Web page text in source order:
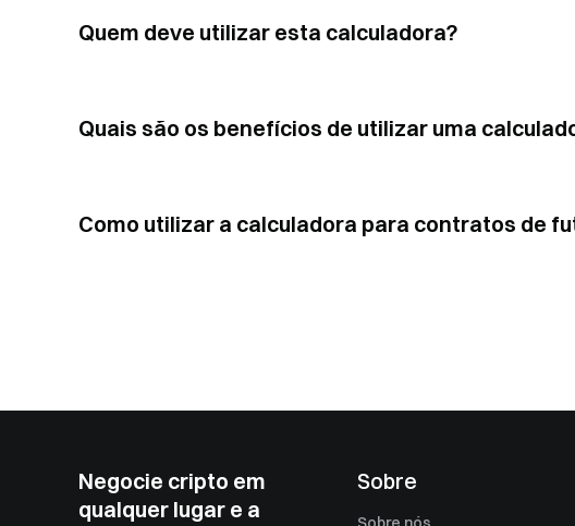
Quem deve utilizar esta calculadora?
Quais são os benefícios de utilizar uma
Como utilizar a calculadora para contratos de
Negocie cripto em
qualquer lugar e a
Sobre